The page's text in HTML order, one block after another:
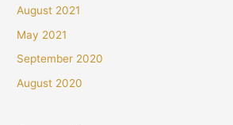
August 2021
May 2021
September 2020
August 2020